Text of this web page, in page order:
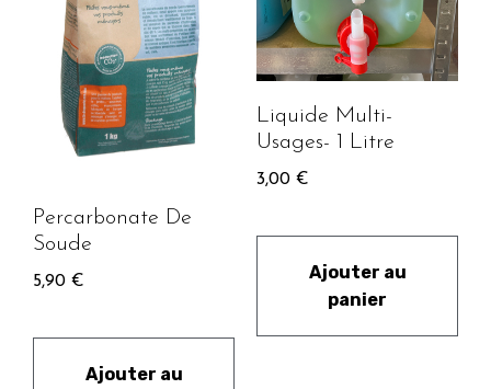
Percarbonate De
Soude
5,90 €
Ajouter au
Liquide Multi-
Usages- 1 Litre
3,00 €
Ajouter au
panier